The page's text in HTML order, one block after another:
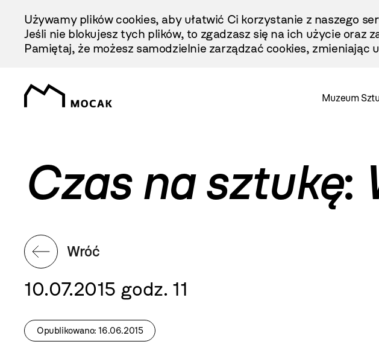
Treści
Używamy plików cookies, aby ułatwić Ci korzystanie z naszego
Jeśli nie blokujesz tych plików, to zgadzasz się na ich użycie oraz
Pamiętaj, że możesz samodzielnie zarządzać cookies, zmieniając
Muzeum
Czas na sztukę:
Wróć
10.07.2015 godz. 11
Opublikowano: 16.06.2015